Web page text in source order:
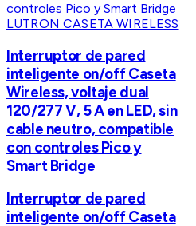
LUTRON CASETA WIRELESS
Interruptor de pared
inteligente on/off Caseta
Wireless, voltaje dual
120/277 V, 5 A en LED, sin
cable neutro, compatible
con controles Pico y
Smart Bridge
Interruptor de pared
inteligente on/off Caseta